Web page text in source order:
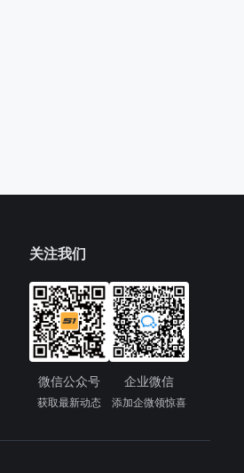
关注我们
微信公众号
获取最新动态
企业微信
添加企微领惊喜